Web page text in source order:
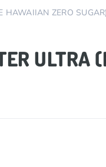
HAWAIIAN ZERO
ULTRA